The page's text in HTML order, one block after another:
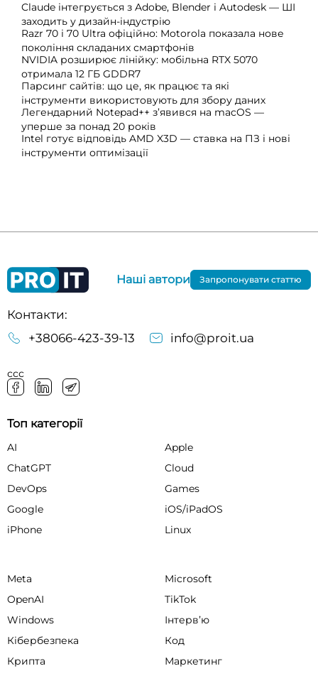
Claude інтегрується з Adobe, Blender і Autodesk — ШІ
заходить у дизайн-індустрію
Razr 70 і 70 Ultra офіційно: Motorola показала нове
покоління складаних смартфонів
NVIDIA розширює лінійку: мобільна RTX 5070
отримала 12 ГБ GDDR7
Парсинг сайтів: що це, як працює та які
інструменти використовують для збору даних
Легендарний Notepad++ з’явився на macOS —
уперше за понад 20 років
Intel готує відповідь AMD X3D — ставка на ПЗ і нові
інструменти оптимізації
Контакти:
+38066-423-39-13
info@proit.ua
ссс
Наші автори Запропонувати статтю
Топ категорії
AI
Apple
ChatGPT
Cloud
DevOps
Games
Google
iOS/iPadOS
iPhone
Linux
Meta
Microsoft
OpenAI
TikTok
Windows
Інтервʼю
Кібербезпека
Код
Крипта
Маркетинг